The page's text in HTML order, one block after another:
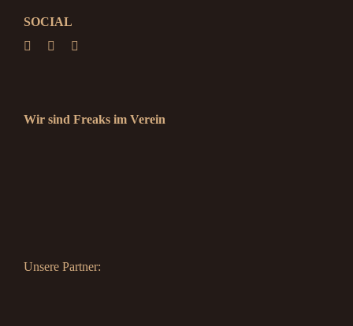
SOCIAL
Wir sind Freaks im Verein
Unsere Partner: